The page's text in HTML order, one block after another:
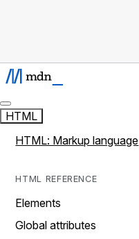
HTML
HTML: Markup language
HTML REFERENCE
Elements
Global attributes